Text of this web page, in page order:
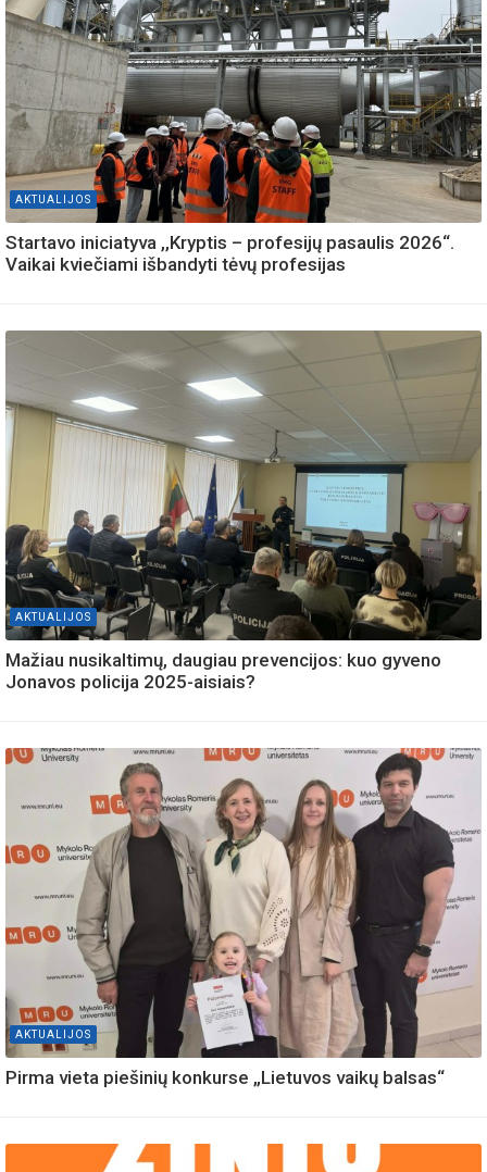
AKTUALIJOS
Startavo iniciatyva ,,Kryptis – profesijų pasaulis 2026“.
Vaikai kviečiami išbandyti tėvų profesijas
AKTUALIJOS
Mažiau nusikaltimų, daugiau prevencijos: kuo gyveno
Jonavos policija 2025-aisiais?
AKTUALIJOS
Pirma vieta piešinių konkurse „Lietuvos vaikų balsas“